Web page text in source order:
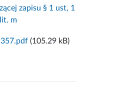
zapisu § 1 ust, 1
m
(105.29 kB)